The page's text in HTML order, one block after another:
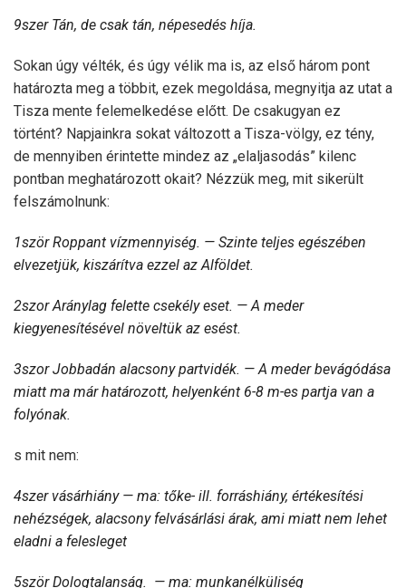
9szer Tán, de csak tán, népesedés híja.
Sokan úgy vélték, és úgy vélik ma is, az első három pont
határozta meg a többit, ezek megoldása, megnyitja az utat a
Tisza mente felemelkedése előtt. De csakugyan ez
történt? Napjainkra sokat változott a Tisza-völgy, ez tény,
de mennyiben érintette mindez az „elaljasodás” kilenc
pontban meghatározott okait? Nézzük meg, mit sikerült
felszámolnunk:
1ször Roppant vízmennyiség. — Szinte teljes egészében
elvezetjük, kiszárítva ezzel az Alföldet.
2szor Aránylag felette csekély eset. — A meder
kiegyenesítésével növeltük az esést.
3szor Jobbadán alacsony partvidék. — A meder bevágódása
miatt ma már határozott, helyenként 6-8 m-es partja van a
folyónak.
s mit nem:
4szer vásárhiány — ma: tőke- ill. forráshiány, értékesítési
nehézségek, alacsony felvásárlási árak, ami miatt nem lehet
eladni a felesleget
5ször Dologtalanság. — ma: munkanélküliség